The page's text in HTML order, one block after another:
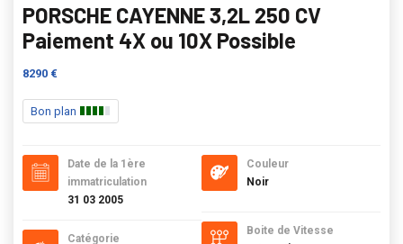
PORSCHE CAYENNE 3,2L 250 CV
Paiement 4X ou 10X Possible
8290 €
Bon plan
Date de la 1ère
immatriculation
31 03 2005
Catégorie
Couleur
Noir
Boite de Vitesse